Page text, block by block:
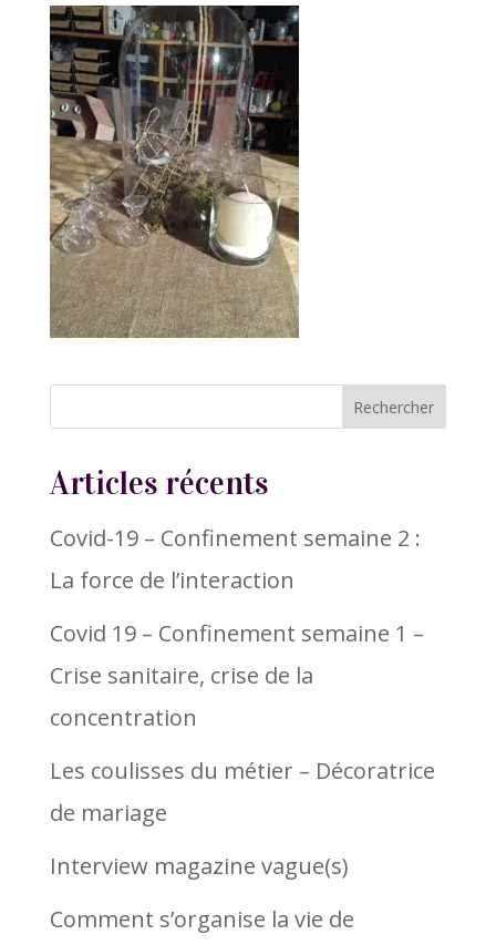
Articles récents
Covid-19 – Confinement semaine 2 :
La force de l’interaction
Covid 19 – Confinement semaine 1 –
Crise sanitaire, crise de la
concentration
Les coulisses du métier – Décoratrice
de mariage
Interview magazine vague(s)
Comment s’organise la vie de